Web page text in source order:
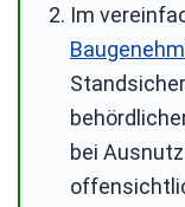
Im
bei